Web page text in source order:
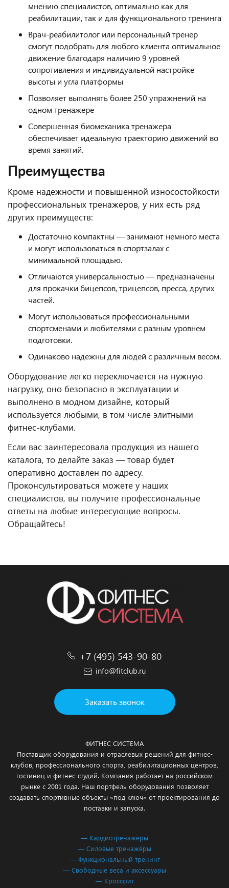
мнению специалистов, оптимально как для
реабилитации, так и для функционального тренинга
Врач-реабилитолог или персональный тренер
смогут подобрать для любого клиента оптимальное
движение благодаря наличию 9 уровней
сопротивления и индивидуальной настройке
высоты и угла платформы
Позволяет выполнять более 250 упражнений на
одном тренажере
Совершенная биомеханика тренажера
обеспечивает идеальную траекторию движений во
время занятий.
Преимущества
Кроме надежности и повышенной износостойкости
профессиональных тренажеров, у них есть ряд
других преимуществ:
Достаточно компактны — занимают немного места
и могут использоваться в спортзалах с
минимальной площадью.
Отличаются универсальностью — предназначены
для прокачки бицепсов, трицепсов, пресса, других
частей.
Могут использоваться профессиональными
спортсменами и любителями с разным уровнем
подготовки.
Одинаково надежны для людей с различным весом.
Оборудование легко переключается на нужную
нагрузку, оно безопасно в эксплуатации и
выполнено в модном дизайне, который
используется любыми, в том числе элитными
фитнес-клубами.
Если вас заинтересовала продукция из нашего
каталога, то делайте заказ — товар будет
оперативно доставлен по адресу.
Проконсультироваться можете у наших
специалистов, вы получите профессиональные
ответы на любые интересующие вопросы.
Обращайтесь!
+7 (495) 543-90-80
info@fitclub.ru
Заказать звонок
ФИТНЕС СИСТЕМА
Поставщик оборудования и отраслевых решений для фитнес-
клубов, профессионального спорта, реабилитационных центров,
гостиниц и фитнес-студий. Компания работает на российском
рынке с 2001 года. Наш портфель оборудования позволяет
создавать спортивные объекты «под ключ» от проектирования до
поставки и запуска.
— Кардиотренажёры
— Силовые тренажёры
— Функциональный тренинг
— Свободные веса и аксессуары
— Кроссфит